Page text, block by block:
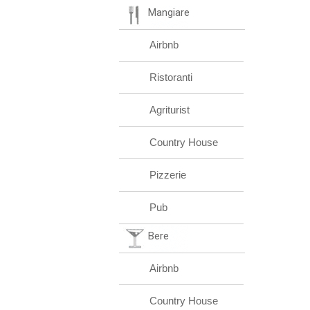
Mangiare
Airbnb
Ristoranti
Agriturist
Country House
Pizzerie
Pub
Bere
Airbnb
Country House